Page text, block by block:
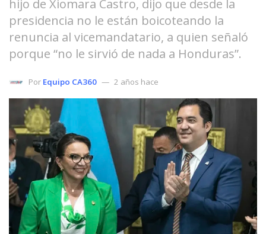
hijo de Xiomara Castro, dijo que desde la
presidencia no le están boicoteando la
renuncia al vicemandatario, a quien señaló
porque “no le sirvió de nada a Honduras”.
Por Equipo CA360 2 años hace